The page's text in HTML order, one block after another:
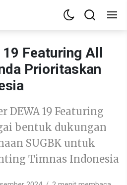
19 Featuring All
Prioritaskan
DEWA 19 Featuring
bentuk dukungan
SUGBK untuk
Timnas Indonesia